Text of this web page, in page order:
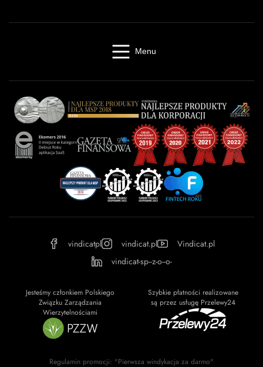
Menu
Baza wiedzyKontaktKalkulator odsetekMiastaPartnerzyFAQRegulaminOWU
vindicatpl vindicat.pl
Vindicat.pl
vindicat-sp--z-o--o-
Jesteśmy członkiem Polskiego
Związku Zarządzania
Wierzytelnościami
Szybkie płatności realizowane
są przez usługę Przelewy24
Regulamin promocji: "Pierwsza windykacja za darmo"